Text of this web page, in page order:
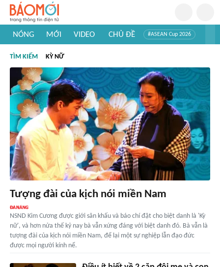
NÓNG MỚI VIDEO CHỦ ĐỀ #ASEAN Cup 2026
#Khám phá thế giới
TÌM KIẾM KỲ NỮ
Tượng đài của kịch nói miền Nam
NSND Kim Cương được giới sân khấu và báo chí đặt cho biệt danh là 'Kỳ
nữ', và hơn nửa thế kỷ nay bà vẫn xứng đáng với biệt danh đó. Bà vẫn là
tượng đài của kịch nói miền Nam, để lại một sự nghiệp lẫn đạo đức
được mọi người kính nể.